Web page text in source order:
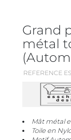
Grand
métal
REFERENCE
Mât métal
Toile en